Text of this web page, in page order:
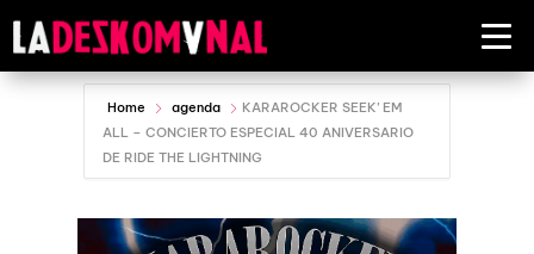
Home agenda
KARAROCKER SEEK’ EM
ALL – CONCIERTO ESPECIAL 40 ANIVERSARIO
DE RIDE THE LIGHTNING